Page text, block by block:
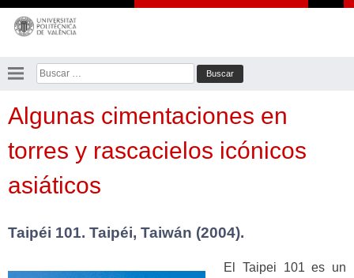
Saltar
contenido
Buscar:
Algunas cimentaciones en
torres y rascacielos icónicos
asiáticos
Taipéi 101. Taipéi, Taiwán (2004).
El Taipei 101 es un